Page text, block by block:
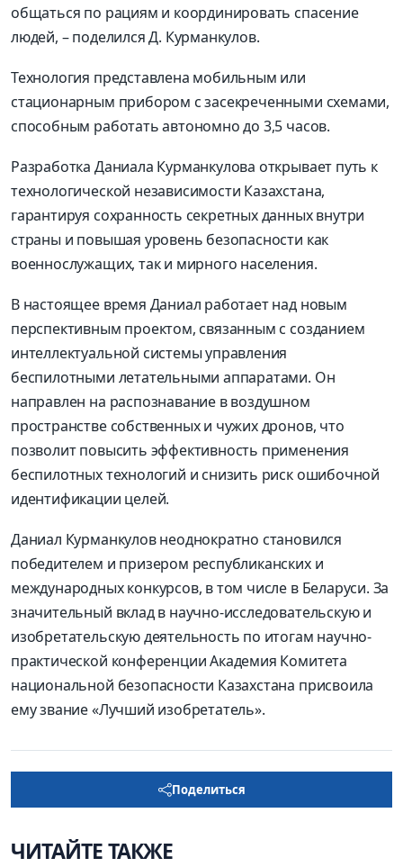
общаться по рациям и координировать спасение
людей, – поделился Д. Курманкулов.
Технология представлена мобильным или
стационарным прибором с засекреченными схемами,
способным работать автономно до 3,5 часов.
Разработка Даниала Курманкулова открывает путь к
технологической независимости Казахстана,
гарантируя сохранность секретных данных внутри
страны и повышая уровень безопасности как
военнослужащих, так и мирного населения.
В настоящее время Даниал работает над новым
перспективным проектом, связанным с созданием
интеллектуальной системы управления
беспилотными летательными аппаратами. Он
направлен на распознавание в воздушном
пространстве собственных и чужих дронов, что
позволит повысить эффективность применения
беспилотных технологий и снизить риск ошибочной
идентификации целей.
Даниал Курманкулов неоднократно становился
победителем и призером республиканских и
международных конкурсов, в том числе в Беларуси. За
значительный вклад в научно-исследовательскую и
изобретательскую деятельность по итогам научно-
практической конференции Академия Комитета
национальной безопасности Казахстана присвоила
ему звание «Лучший изобретатель».
Поделиться
ЧИТАЙТЕ ТАКЖЕ